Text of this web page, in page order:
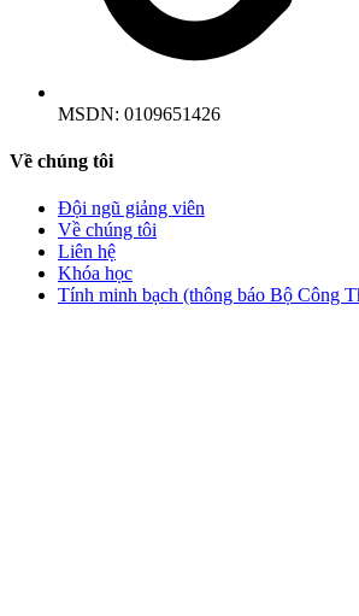
MSDN: 0109651426
Về chúng tôi
Đội ngũ giảng viên
Về chúng tôi
Liên hệ
Khóa học
Tính minh bạch (thông báo Bộ Công